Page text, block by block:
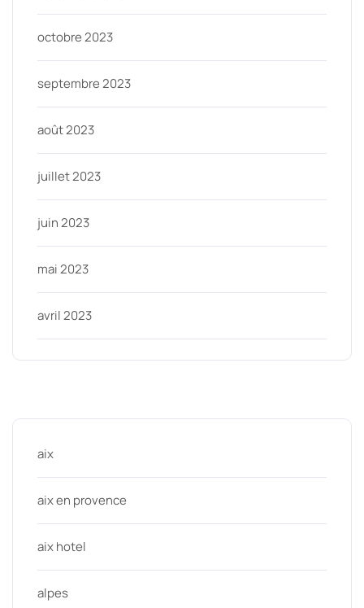
octobre 2023
septembre 2023
août 2023
juillet 2023
juin 2023
mai 2023
avril 2023
aix
aix en provence
aix hotel
alpes